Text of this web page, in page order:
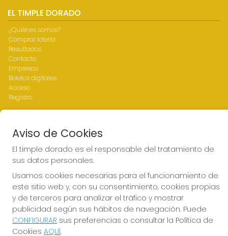
EL TIMPLE DORADO
¿Quiénes somos?
Comprar lotería
Resultados
Contacto
Empresas
Boletos digitales
Acceso
Registro
CONTACTO
ADMINISTRACION DE LOTERIAS Nº1-LAS PALMAS - Receptor
Oficial 43700
928317168
web@eltimpledorado.com
Calle Mendizábal 1 - Local 11, Las Palmas de Gran Canaria
Aviso de Cookies
El timple dorado es el responsable del tratamiento de
sus datos personales.
Usamos cookies necesarias para el funcionamiento de
este sitio web y, con su consentimiento, cookies propias
y de terceros para analizar el tráfico y mostrar
publicidad según sus hábitos de navegación. Puede
CONFIGURAR sus preferencias o consultar la Política de
Cookies AQUÍ.